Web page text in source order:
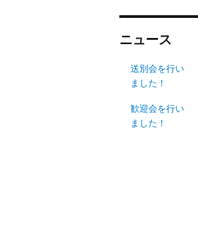
ニュース
送別会を行い
ました！
歓迎会を行い
ました！